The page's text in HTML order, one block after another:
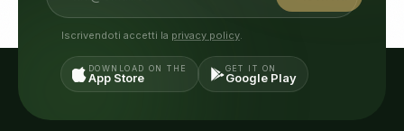
Iscrivendoti accetti la privacy policy
DOWNLOAD ON THE
App Store
GET IT ON
Google Play